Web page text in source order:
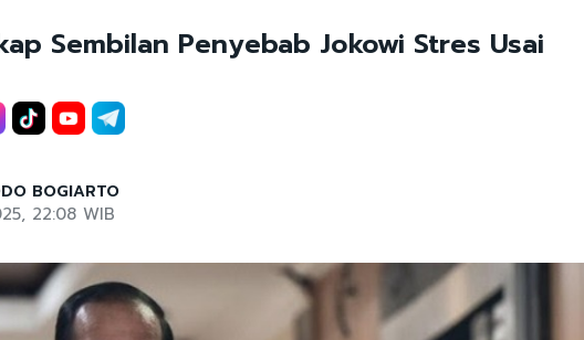
Sembilan Penyebab Jokowi Stres Usai
BOGIARTO
22:08 WIB